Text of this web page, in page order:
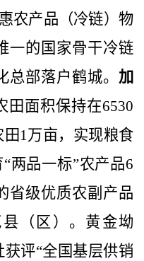
农产品（冷链）物
一的国家骨干冷链
部落户鹤城。 加
田面积保持在6530
1万亩，实现粮食
两品一标”农产品6
省级优质农副产品
（区）。黄金坳
评“全国基层供销